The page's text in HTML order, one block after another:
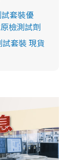
套裝優
檢測試劑
套裝 現貨